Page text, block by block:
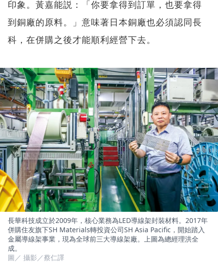
印象。黃嘉能説：「你要拿得到訂單，也要拿得
到銅廠的原料。」意味著日本銅廠也必須認同長
科，在併購之後才能順利經營下去。
長華科技成立於2009年，核心業務為LED導線架封裝材料。2017年
併購住友旗下SH Materials轉投資公司SH Asia Pacific，開始踏入
金屬導線架事業，現為全球前三大導線架廠。上圖為總經理洪全
成。
圖／ 攝影／蔡仁譯